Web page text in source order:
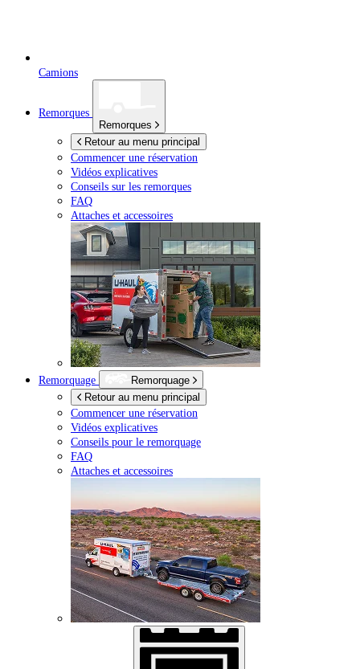
Camions
Remorques
Remorques
Retour au menu principal
Commencer une réservation
Vidéos explicatives
Conseils sur les remorques
FAQ
Attaches et accessoires
Remorquage
Remorquage
Retour au menu principal
Commencer une réservation
Vidéos explicatives
Conseils pour le remorquage
FAQ
Attaches et accessoires